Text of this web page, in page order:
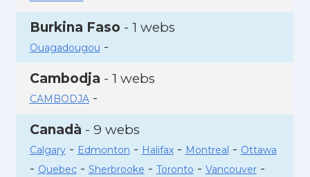
Burkina Faso - 1 webs
Ouagadougou -
Cambodja - 1 webs
CAMBODJA-
Canadà - 9 webs
Calgary- Edmonton - Halifax- Montreal - Ottawa
- Quebec- Sherbrooke - Toronto - Vancouver-